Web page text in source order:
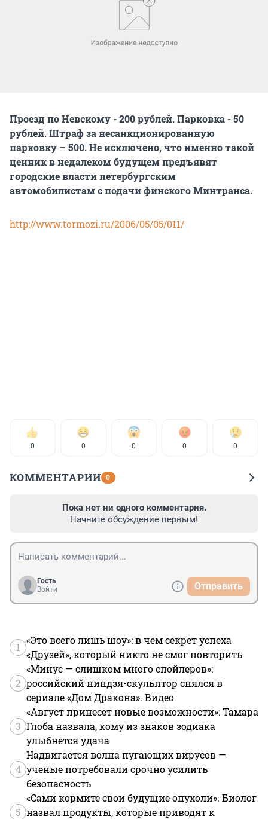
Проезд по Невскому - 200 рублей. Парковка - 50
рублей. Штраф за несанкционированную
парковку – 500. Не исключено, что именно такой
ценник в недалеком будущем предъявят
городские власти петербургским
автомобилистам с подачи финского Минтранса.
http://www.tormozi.ru/2006/05/05/011/
0 0 0 0 0
КОММЕНТАРИИ 0
Пока нет ни одного комментария.
Начните обсуждение первым!
Гость
Войти
Отправить
1
«Это всего лишь шоу»: в чем секрет успеха
«Друзей», который никто не смог повторить
2
«Минус — слишком много спойлеров»:
российский ниндзя-скульптор снялся в
сериале «Дом Дракона». Видео
3
«Август принесет новые возможности»: Тамара
Глоба назвала, кому из знаков зодиака
улыбнется удача
4
Надвигается волна пугающих вирусов —
ученые потребовали срочно усилить
безопасность
5
«Сами кормите свои будущие опухоли». Биолог
назвал продукты, которые приводят к